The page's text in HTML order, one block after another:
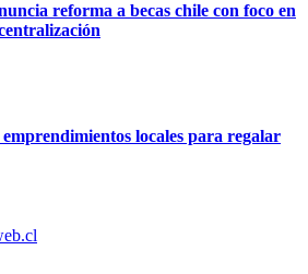
reforma a becas chile con foco en
locales para regalar